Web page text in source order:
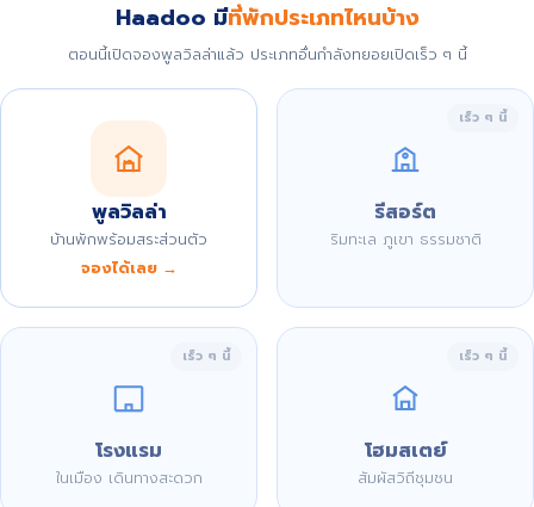
Haadoo มีที่พักประเภทไหนบ้าง
ตอนนี้เปิดจองพูลวิลล่าแล้ว ประเภทอื่นกำลังทยอยเปิดเร็ว ๆ นี้
พูลวิลล่า
บ้านพักพร้อมสระส่วนตัว
จองได้เลย →
เร็ว ๆ นี้
รีสอร์ต
ริมทะเล ภูเขา ธรรมชาติ
เร็ว ๆ นี้
โรงแรม
ในเมือง เดินทางสะดวก
เร็ว ๆ นี้
โฮมสเตย์
สัมผัสวิถีชุมชน